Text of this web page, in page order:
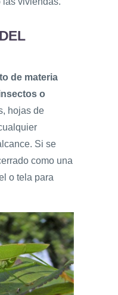
de materia
o
hojas de
Si se
como una
o tela para